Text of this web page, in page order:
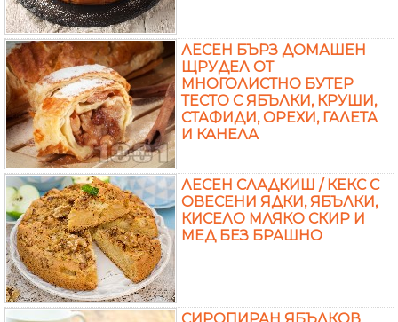
ЛЕСЕН БЪРЗ ДОМАШЕН
ЩРУДЕЛ ОТ
МНОГОЛИСТНО БУТЕР
ТЕСТО С ЯБЪЛКИ, КРУШИ,
СТАФИДИ, ОРЕХИ, ГАЛЕТА
И КАНЕЛА
ЛЕСЕН СЛАДКИШ / КЕКС С
ОВЕСЕНИ ЯДКИ, ЯБЪЛКИ,
КИСЕЛО МЛЯКО СКИР И
МЕД БЕЗ БРАШНО
СИРОПИРАН ЯБЪЛКОВ